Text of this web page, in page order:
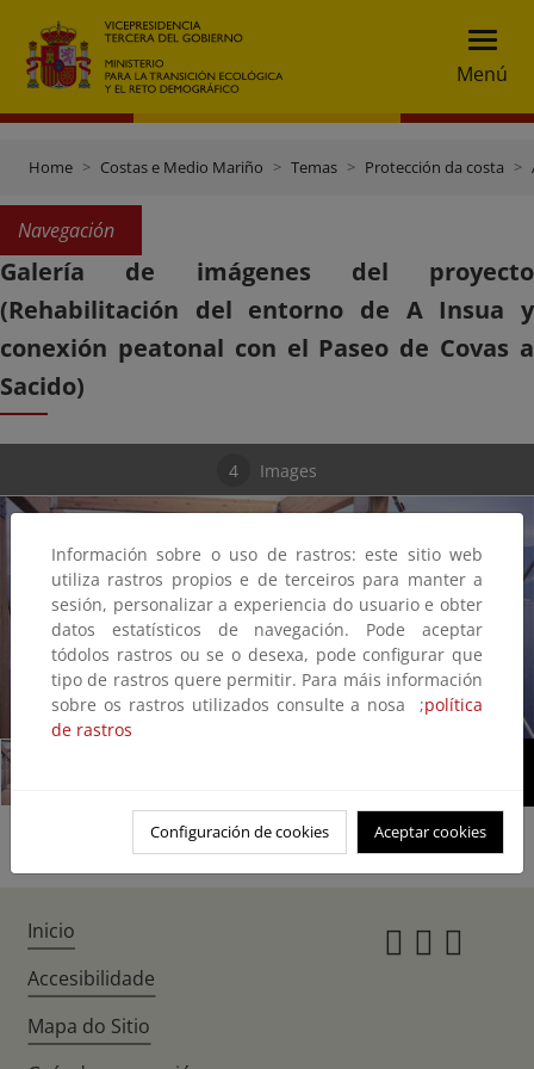
Menú
Home Costas e Medio Mariño Temas Protección da costa
Navegación
Galería de imágenes del proyecto
(Rehabilitación del entorno de A Insua y
conexión peatonal con el Paseo de Covas a
Sacido)
4 Images
1/4
Información sobre o uso de rastros: este sitio web
utiliza rastros propios e de terceiros para manter a
sesión, personalizar a experiencia do usuario e obter
datos estatísticos de navegación. Pode aceptar
tódolos rastros ou se o desexa, pode configurar que
tipo de rastros quere permitir. Para máis información
sobre os rastros utilizados consulte a nosa ;política
de rastros
Configuración de cookies Aceptar cookies
Inicio
Accesibilidade
Mapa do Sitio